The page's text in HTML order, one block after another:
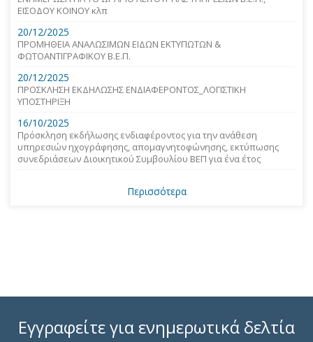
ΕΙΣΟΔΟΥ ΚΟΙΝΟΥ κλπ
20/12/2025
ΠΡΟΜΗΘΕΙΑ ΑΝΑΛΩΣΙΜΩΝ ΕΙΔΩΝ ΕΚΤΥΠΩΤΩΝ &
ΦΩΤΟΑΝΤΙΓΡΑΦΙΚΟΥ Β.Ε.Π.
20/12/2025
ΠΡΟΣΚΛΗΣΗ ΕΚΔΗΛΩΣΗΣ ΕΝΔΙΑΦΕΡΟΝΤΟΣ_ΛΟΓΙΣΤΙΚΗ
ΥΠΟΣΤΗΡΙΞΗ
16/10/2025
Πρόσκληση εκδήλωσης ενδιαφέροντος για την ανάθεση
υπηρεσιών ηχογράφησης, απομαγνητοφώνησης, εκτύπωσης
συνεδριάσεων Διοικητικού Συμβουλίου ΒΕΠ για ένα έτος
Περισσότερα
Εγγραφείτε για ενημερωτικά δελτία